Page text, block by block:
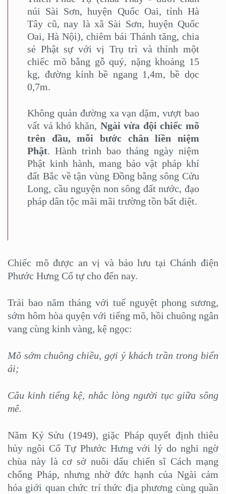
núi Sài Sơn, huyện Quốc Oai, tỉnh Hà
Tây cũ, nay là xã Sài Sơn, huyện Quốc
Oai, Hà Nội), chiêm bái Thánh tăng, chia
sẻ Phật sự với vị Trụ trì và thỉnh một
chiếc mõ bằng gỗ quý, nặng khoảng 15
kg, đường kính bề ngang 1,4m, bề dọc
0,7m.
Không quản đường xa vạn dặm, vượt bao
vất vả khó khăn, Ngài vừa đội chiếc mõ
trên đầu, mỗi bước chân liền niệm
Phật. Hành trình bao tháng ngày niệm
Phật kinh hành, mang bảo vật pháp khí
đất Bắc về tận vùng Đồng bằng sông Cửu
Long, cầu nguyện non sông đất nước, đạo
pháp dân tộc mãi mãi trường tồn bất diệt.
Chiếc mõ được an vị và bảo lưu tại Chánh điện
Phước Hưng Cổ tự cho đến nay.
Trải bao năm tháng với tuế nguyệt phong sương,
sớm hôm hòa quyện với tiếng mõ, hồi chuông ngân
vang cùng kinh vàng, kệ ngọc:
Mõ sớm chuông chiều, gợi ý khách trần trong biển
ái;
Câu kinh tiếng kệ, nhắc lòng người tục giữa sông
mê.
Năm Kỷ Sửu (1949), giặc Pháp quyết định thiêu
hủy ngôi Cổ Tự Phước Hưng với lý do nghi ngờ
chùa này là cơ sở nuôi dấu chiến sĩ Cách mạng
chống Pháp, nhưng nhờ đức hạnh của Ngài cảm
hóa giới quan chức trí thức địa phương cùng quần